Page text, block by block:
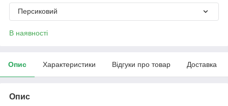
Персиковий
В наявності
Опис Характеристики Відгуки про товар Доставка
Опис